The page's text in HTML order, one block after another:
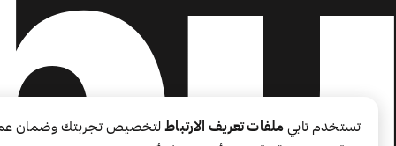
تستخدم تابي ملفات تعريف الارتباطلتخصيص تجربتك وضمان